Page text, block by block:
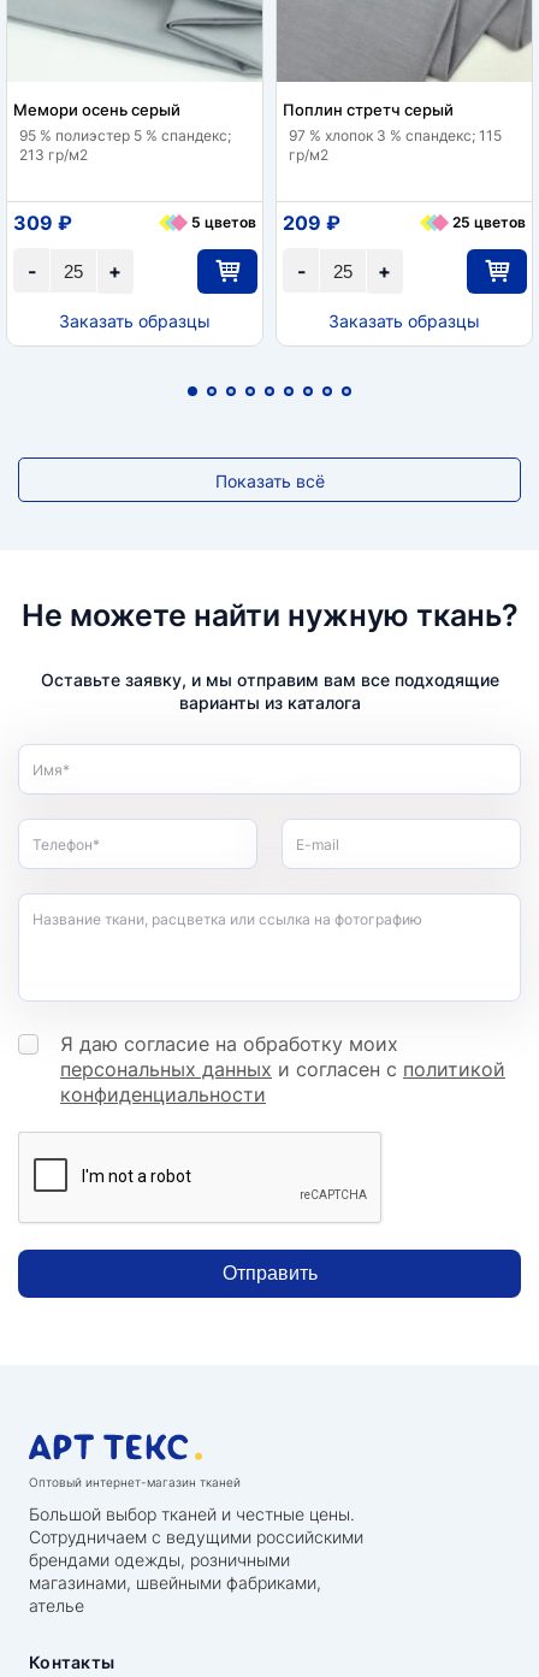
Мемори осень серый
95 % полиэстер 5 % спандекс;
213 гр/м2
+
-
309 ₽ 5 цветов
Заказать образцы
Поплин стретч серый
97 % хлопок 3 % спандекс; 115
гр/м2
+
-
209 ₽ 25 цветов
Заказать образцы
Показать всё
Не можете найти нужную ткань?
Оставьте заявку, и мы отправим вам все подходящие
варианты из каталога
Имя*
Телефон* E-mail
Название ткани, расцветка или ссылка на фотографию
Я даю согласие на обработку моих
персональных данных и согласен с политикой
конфиденциальности
Отправить
Оптовый интернет-магазин тканей
Большой выбор тканей и честные цены.
Сотрудничаем с ведущими российскими
брендами одежды, розничными
магазинами, швейными фабриками,
ателье
Контакты